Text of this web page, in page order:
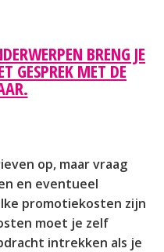
BRENG JE
GESPREK MET DE
op, maar vraag
en eventueel
promotiekosten zijn
moet je zelf
intrekken als je